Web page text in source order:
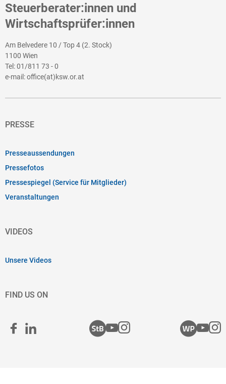
Steuerberater:innen und
Wirtschaftsprüfer:innen
Am Belvedere 10 / Top 4 (2. Stock)
1100 Wien
Tel:01/811 73 - 0
e-mail:office(at)ksw.or.at
PRESSE
Presseaussendungen
Pressefotos
Pressespiegel (Service für Mitglieder)
Veranstaltungen
VIDEOS
Unsere Videos
FIND US ON